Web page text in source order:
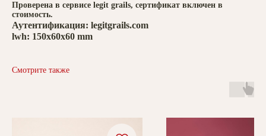
Проверена в сервисе legit grails, сертификат включен в
стоимость.
Аутентификация: legitgrails.com
lwh: 150x60x60 mm
Смотрите также